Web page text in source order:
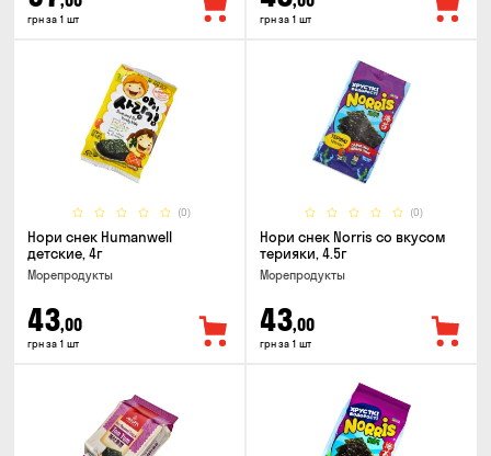
грн за 1 шт грн за 1 шт
(0)
Нори снек Humanwell
детские, 4г
Морепродукты
43,00
грн за 1 шт
(0)
Нори снек Norris со вкусом
терияки, 4.5г
Морепродукты
43,00
грн за 1 шт